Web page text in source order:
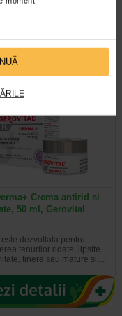
Micelara Sensibio H2O de
-40% Preț întreg:
Crema antirid si
50 ml, Gerovital
dezvoltata pentru
tenurilor ridate, lipsite
tinere sau mature si…